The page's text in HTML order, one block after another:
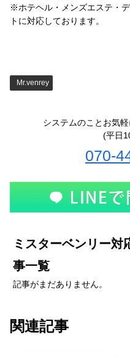
※ホテヘル・メンズエステ・
トに対応しております。
Mr.venrey
システムのことお気
(平日
070-
ミスターベンリー
事一覧
記事がまだありません。
関連記事